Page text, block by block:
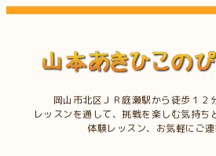
岡山市北区ＪＲ庭瀬駅から徒歩１２
レッスンを通して、挑戦を楽しむ気持ち
体験レッスン、お気軽にご